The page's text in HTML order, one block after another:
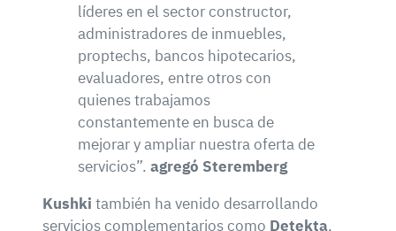
líderes en el sector constructor,
administradores de inmuebles,
proptechs, bancos hipotecarios,
evaluadores, entre otros con
quienes trabajamos
constantemente en busca de
mejorar y ampliar nuestra oferta de
servicios”. agregó Steremberg
Kushki también ha venido desarrollando
servicios complementarios como Detekta,